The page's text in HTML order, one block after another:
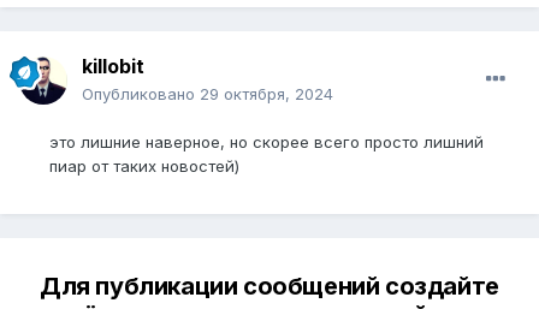
killobit
Опубликовано 29 октября, 2024
это лишние наверное, но скорее всего просто лишний
пиар от таких новостей)
Для публикации сообщений создайте